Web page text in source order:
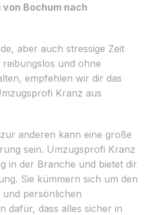
von Bochum nach
aber auch stressige Zeit
und ohne
empfehlen wir dir das
Kranz aus
anderen kann eine große
sein. Umzugsprofi Kranz
in der Branche und bietet dir
Sie kümmern sich um den
persönlichen
dafür, dass alles sicher in